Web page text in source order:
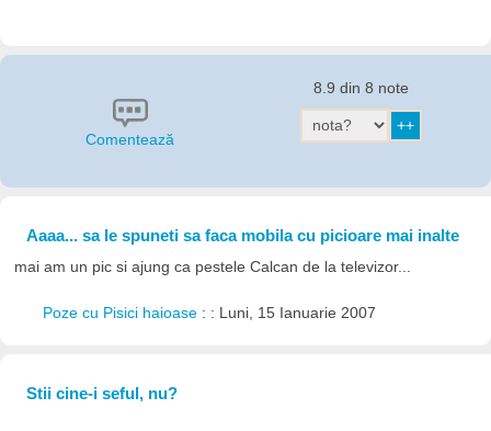
Comentează
8.9 din 8 note
Aaaa... sa le spuneti sa faca mobila cu picioare mai inalte
mai am un pic si ajung ca pestele Calcan de la televizor...
Poze cu Pisici haioase : : Luni, 15 Ianuarie 2007
Stii cine-i seful, nu?